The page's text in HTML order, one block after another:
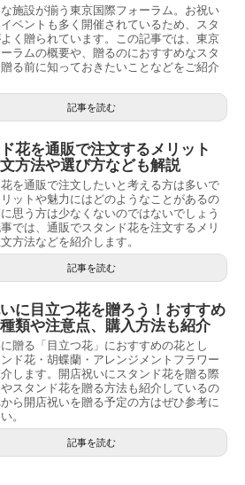
施設が揃う東京国際フォーラム。お祝い
ベントも多く開催されているため、スタ
く贈られています。この記事では、東京
ラムの概要や、贈るのにおすすめなスタ
る前に知っておきたいことなどをご紹介
記事を読む
花を通販で注文するメリット
方法や選び方なども解説
を通販で注文したいと考える方は多いで
ットや魅力にはどのようなことがあるの
思う方は少なくないのではないでしょう
では、通販でスタンド花を注文するメリ
方法などを紹介します。
記事を読む
に目立つ花を贈ろう！おすすめ
類や注意点、購入方法も紹介
贈る「目立つ花」におすすめの花とし
ド花・胡蝶蘭・アレンジメントフラワー
します。開店祝いにスタンド花を贈る際
スタンド花を贈る方法も紹介しているの
ら開店祝いを贈る予定の方はぜひ参考に
。
記事を読む